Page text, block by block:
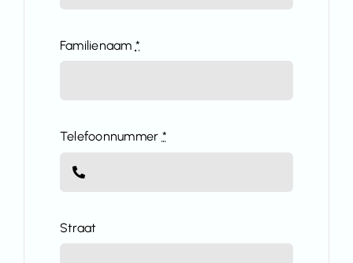
Familienaam *
Telefoonnummer *
Straat